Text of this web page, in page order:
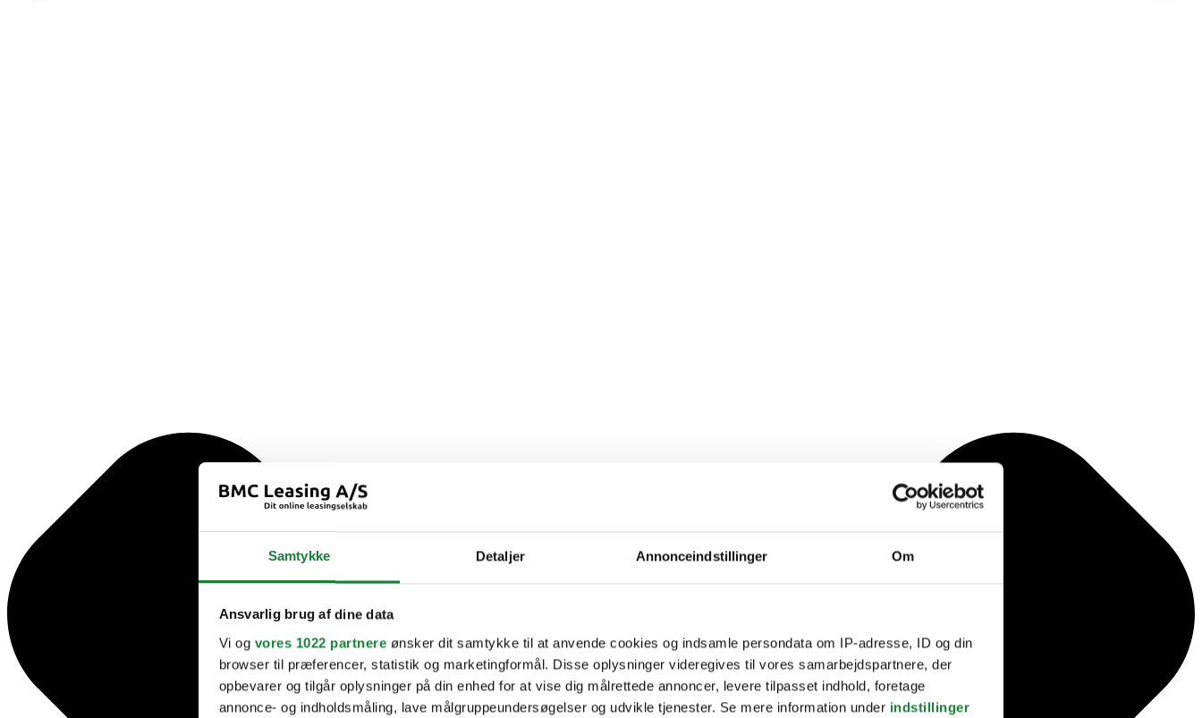
Samtykke Detaljer Annonceindstillinger Om
Ansvarlig brug af dine data
Vi og vores 1022 partnere ønsker dit samtykke til at anvende cookies og indsamle persondata om IP-adresse, ID og din
browser til præferencer, statistik og marketingformål. Disse oplysninger videregives til vores samarbejdspartnere, der
opbevarer og tilgår oplysninger på din enhed for at vise dig målrettede annoncer, levere tilpasset indhold, foretage
annonce- og indholdsmåling, lave målgruppeundersøgelser og udvikle tjenester. Se mere information under indstillinger